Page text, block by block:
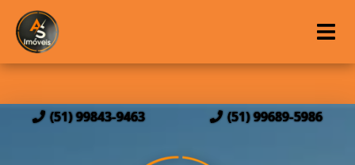
(51) 99843-9463 (51) 99689-5986